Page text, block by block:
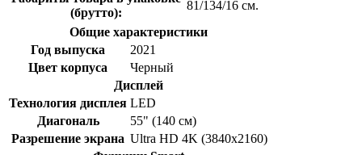
(брутто):
81/134/16 см.
Общие характеристики
Год выпуска
2021
Цвет корпуса
Черный
Дисплей
Технология дисплея LED
Диагональ
55" (140 см)
Разрешение экрана Ultra HD 4K (3840x2160)